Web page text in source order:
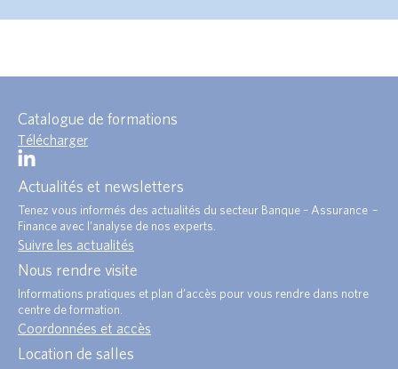
Catalogue de formations
Télécharger
Actualités et newsletters
Tenez vous informés des actualités du secteur Banque – Assurance –
Finance avec l’analyse de nos experts.
Suivre les actualités
Nous rendre visite
Informations pratiques et plan d’accès pour vous rendre dans notre
centre de formation.
Coordonnées et accès
Location de salles